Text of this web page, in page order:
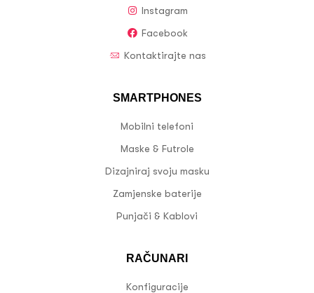
Instagram
Facebook
Kontaktirajte nas
SMARTPHONES
Mobilni telefoni
Maske & Futrole
Dizajniraj svoju masku
Zamjenske baterije
Punjači & Kablovi
RAČUNARI
Konfiguracije